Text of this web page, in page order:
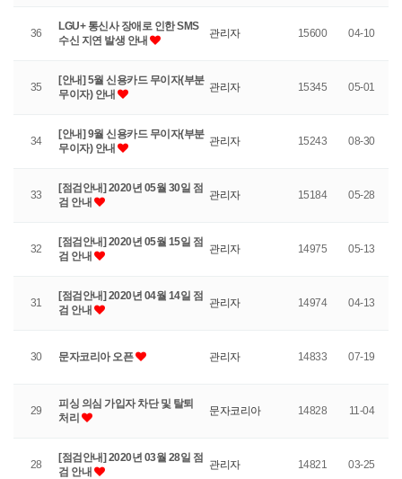
36
LGU+ 통신사 장애로 인한 SMS
수신 지연 발생 안내
관리자 15600 04-10
35
[안내] 5월 신용카드 무이자(부분
무이자) 안내
관리자 15345 05-01
34
[안내] 9월 신용카드 무이자(부분
무이자) 안내
관리자 15243 08-30
33
[점검안내] 2020년 05월 30일 점
검 안내
관리자 15184 05-28
32
[점검안내] 2020년 05월 15일 점
검 안내
관리자 14975 05-13
31
[점검안내] 2020년 04월 14일 점
검 안내
관리자 14974 04-13
30 문자코리아 오픈 관리자 14833 07-19
29
피싱 의심 가입자 차단 및 탈퇴
처리
문자코리아 14828 11-04
28
[점검안내] 2020년 03월 28일 점
검 안내
관리자 14821 03-25